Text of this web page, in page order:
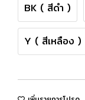
BK ( สีดำ )
Y ( สีเหลือง )